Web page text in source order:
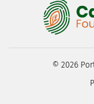
© 2026